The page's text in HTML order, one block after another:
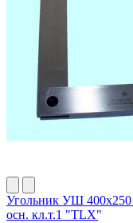
Угольник УШ
осн. кл.т.1 "TLX"